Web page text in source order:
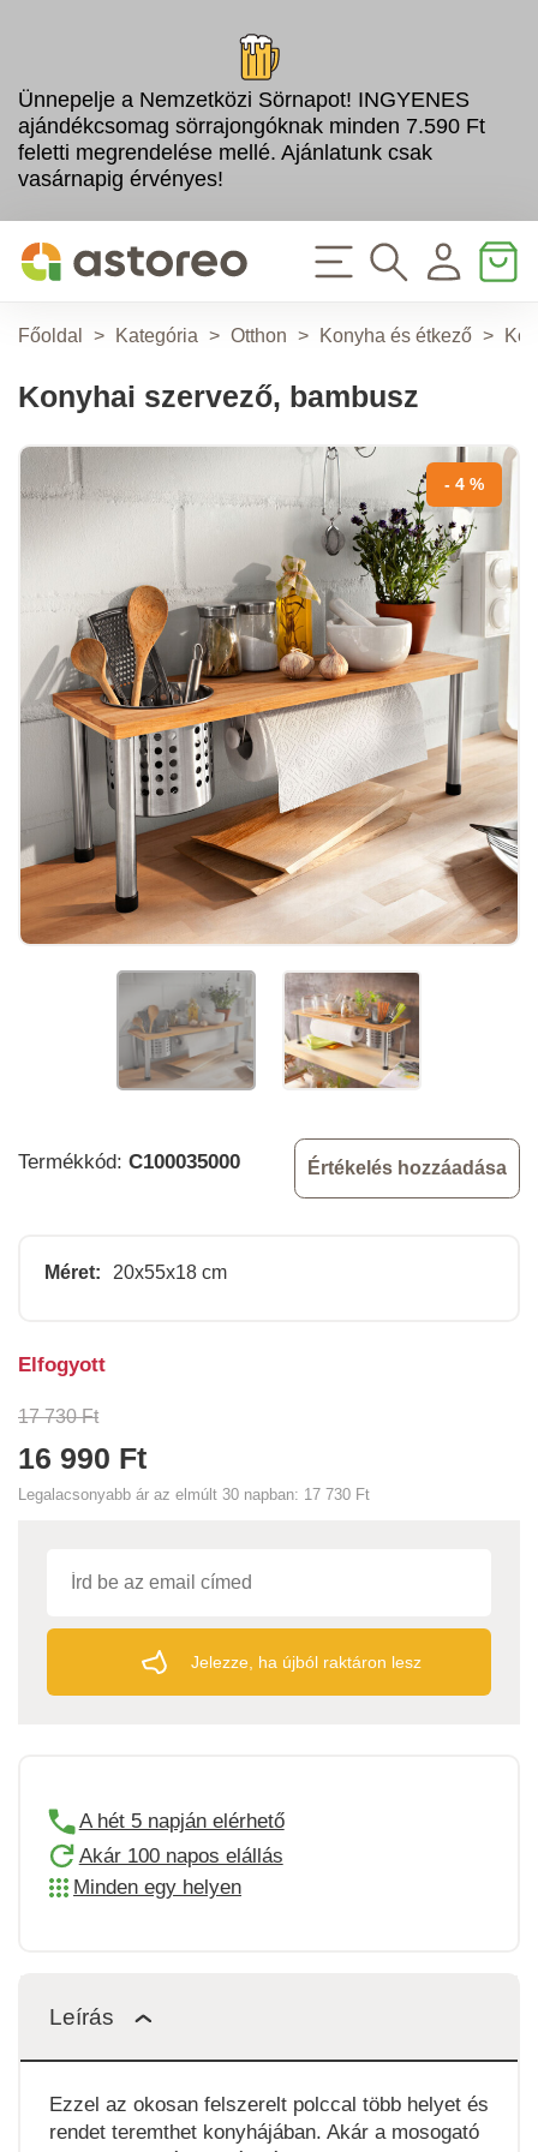
Ünnepelje a Nemzetközi Sörnapot! INGYENES
ajándékcsomag sörrajongóknak minden 7.590 Ft
feletti megrendelése mellé. Ajánlatunk csak
vasárnapig érvényes!
Főoldal > Kategória > Otthon > Konyha és étkező >
Konyhai szervező, bambusz
- 4 %
Termékkód: C100035000 Értékelés hozzáadása
Méret: 20x55x18 cm
17 730 Ft
16 990 Ft
Legalacsonyabb ár az elmúlt 30 napban: 17 730 Ft
Elfogyott
Jelezze, ha újból raktáron lesz
A hét 5 napján elérhető
Akár 100 napos elállás
Minden egy helyen
Leírás
Ezzel az okosan felszerelt polccal több helyet és
rendet teremthet konyhájában. Akár a mosogató